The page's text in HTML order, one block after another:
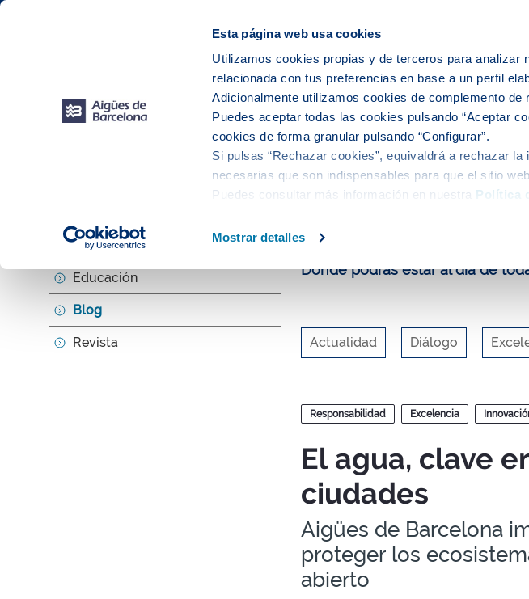
Esta página web usa cookies
Utilizamos cookies propias y de terceros para analizar
relacionada con tus preferencias en base a un perfil
Adicionalmente utilizamos cookies de complemento de
Puedes aceptar todas las cookies pulsando “Aceptar
cookies de forma granular pulsando “Configurar”.
Si pulsas “Rechazar cookies”, equivaldrá a rechazar
necesarias que son indispensables para que el sitio
Puedes consultar más información en nuestra Política
Mostrar detalles
Tu servicio del agua
Agenda
Educación
Blog
Revista
Explora, educa y participa Blog El
Donde podrás estar al día de
Actualidad Diálogo
Blogs
Responsabilidad Excelencia
El agua, clave
ciudades
Aigües de Barcelona
proteger los
abierto